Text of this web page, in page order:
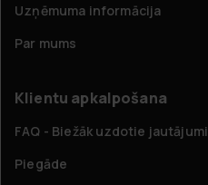
Uzņēmuma informācija
Par mums
Klientu apkalpošana
FAQ - Biežāk uzdotie jautājumi
Piegāde